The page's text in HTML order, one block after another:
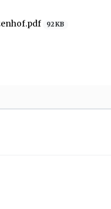
92 KB